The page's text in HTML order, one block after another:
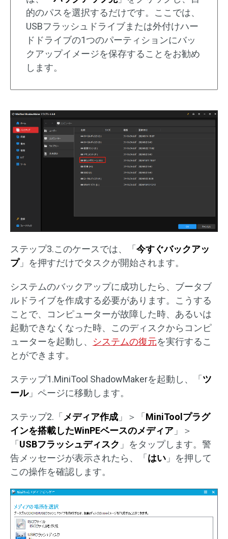
的のパスを選択するだけです。ここでは、
USBフラッシュドライブまたは外付けハー
ドドライブの1つのパーティションにバッ
クアップイメージを保存することをお勧め
します。
ステップ3.このケースでは、「 今すぐバックアッ
プ」を押すだけでタスクが開始されます。
システムのバックアップに成功したら、ブータブ
ルドライブを作成する必要があります。こうする
ことで、コンピューターが故障した時、あるいは
起動できなくなった時、このディスクからコンピ
ューターを起動し、 システムの復元を実行するこ
とができます。
ステップ1.MiniTool ShadowMakerを起動し、「 ツ
ール」ページに移動します。
ステップ2.「 メディア作成 」＞「 MiniToolプラグ
インを搭載したWinPEベースのメディア 」＞
「 USBフラッシュディスク 」をタップします。警
告メッセージが表示されたら、「 はい 」を押して
この操作を確認します。